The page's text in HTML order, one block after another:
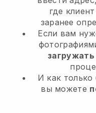
где
заранее
Если вам
И как
вы можете